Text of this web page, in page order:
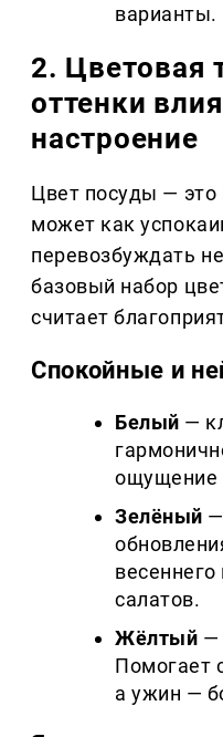
варианты.
2. Цветовая
оттенки
настроение
Цвет посуды —
может как
перевозбуждать
базовый набор
считает
Спокойные и
Белый —
ощущение
Зелёный
салатов.
Жёлтый —
Помогает
а ужин —